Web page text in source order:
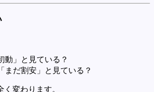
動」と見ている？
まだ割安」と見ている？
変わります。